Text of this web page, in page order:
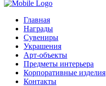
Главная
Награды
Сувениры
Украшения
Арт-объекты
Предметы интерьера
Корпоративные изделия
Контакты